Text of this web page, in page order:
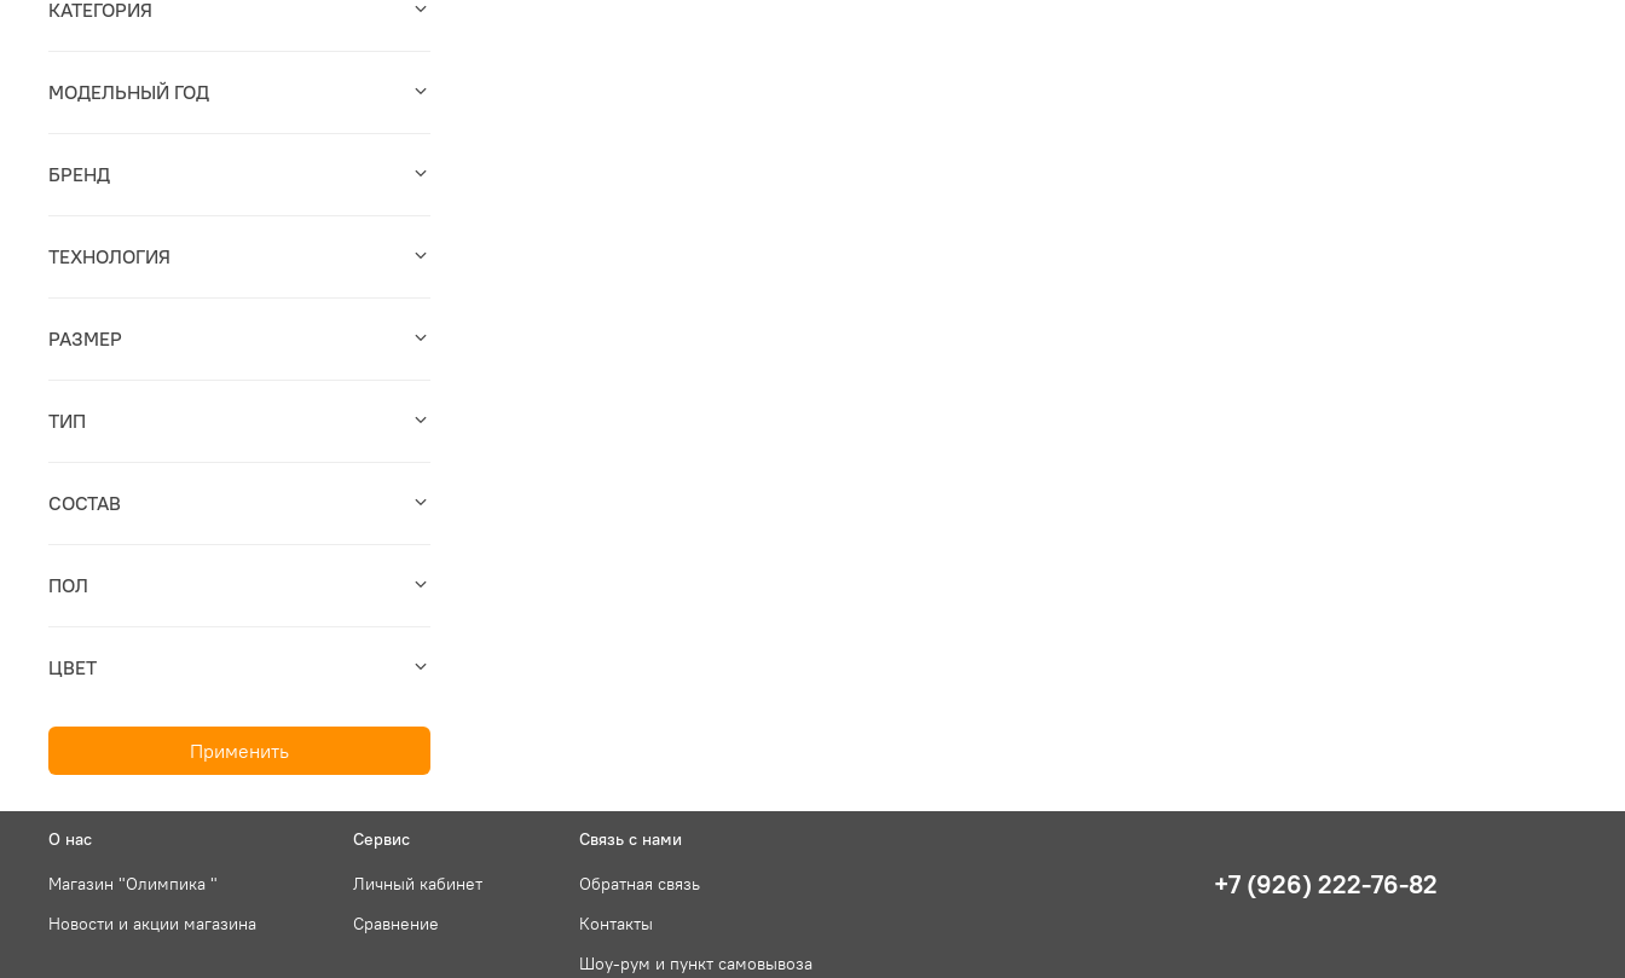
КАТЕГОРИЯ
МОДЕЛЬНЫЙ ГОД
БРЕНД
ТЕХНОЛОГИЯ
РАЗМЕР
ТИП
СОСТАВ
ПОЛ
ЦВЕТ
Применить
О нас
Магазин "Олимпика "
Новости и акции магазина
Сервис
Личный кабинет
Сравнение
Связь с нами
Обратная связь
Контакты
Шоу-рум и пункт самовывоза
+7 (926) 222-76-82